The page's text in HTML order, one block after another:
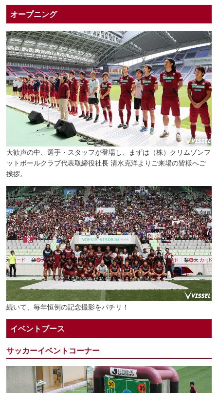
オープニング
大歓声の中、選手・スタッフが登場し、まずは（株）クリムゾンフ
ットボールクラブ代表取締役社長 清水克洋よりご来場の皆様へご
挨拶。
続いて、毎年恒例の記念撮影をパチリ！
イベントブース
サッカーイベントコーナー